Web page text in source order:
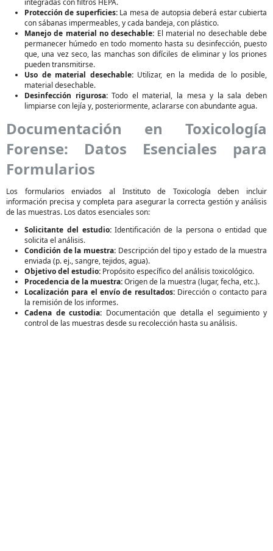
integradas con filtros HEPA.
Protección de superficies:La mesa de autopsia deberá estar cubierta
con sábanas impermeables, y cada bandeja, con plástico.
Manejo de material no desechable: El material no desechable debe
permanecer húmedo en todo momento hasta su desinfección, puesto
que, una vez seco, las manchas son difíciles de eliminar y los priones
pueden transmitirse.
Uso de material desechable:Utilizar, en la medida de lo posible,
material desechable.
Desinfección rigurosa:Todo el material, la mesa y la sala deben
limpiarse con lejía y, posteriormente, aclararse con abundante agua.
Documentación en Toxicología
Forense: Datos Esenciales para
Formularios
Los formularios enviados al Instituto de Toxicología deben incluir
información precisa y completa para asegurar la correcta gestión y análisis
de las muestras. Los datos esenciales son:
Solicitante del estudio:Identificación de la persona o entidad que
solicita el análisis.
Condición de la muestra:Descripción del tipo y estado de la muestra
enviada (p. ej., sangre, tejidos, agua).
Objetivo del estudio: Propósito específico del análisis toxicológico.
Procedencia de la muestra:Origen de la muestra (lugar, fecha, etc.).
Localización para el envío de resultados:Dirección o contacto para
la remisión de los informes.
Cadena de custodia: Documentación que detalla el seguimiento y
control de las muestras desde su recolección hasta su análisis.